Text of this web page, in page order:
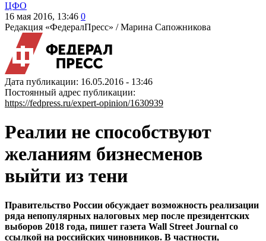
ЦФО
16 мая 2016, 13:46 0
Редакция «ФедералПресс» /Марина Сапожникова
Дата публикации: 16.05.2016 - 13:46
Постоянный адрес публикации:
https://fedpress.ru/expert-opinion/1630939
Реалии не способствуют
желаниям бизнесменов
выйти из тени
Правительство России обсуждает возможность реализации
ряда непопулярных налоговых мер после президентских
выборов 2018 года, пишет газета Wall Street Journal со
ссылкой на российских чиновников. В частности,